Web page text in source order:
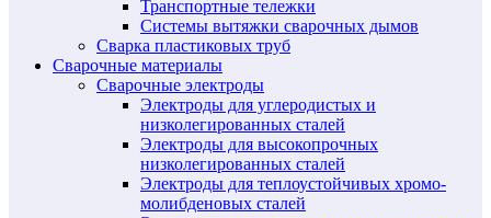
Транспортные тележки
Системы вытяжки сварочных дымов
Сварка пластиковых труб
Сварочные материалы
Сварочные электроды
Электроды для углеродистых и
низколегированных сталей
Электроды для высокопрочных
низколегированных сталей
Электроды для теплоустойчивых хромо-
молибденовых сталей